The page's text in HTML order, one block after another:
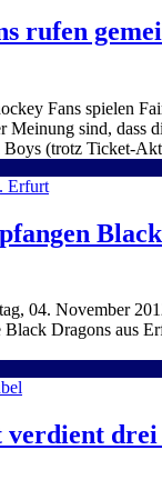
rufen
Fans spielen
Meinung sind, dass
Boys (trotz Ticket-
04. November
Dragons aus
drei